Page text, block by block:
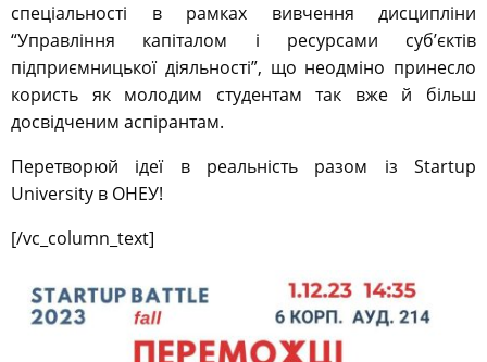
спеціальності в рамках вивчення дисципліни
“Управління капіталом і ресурсами суб’єктів
підприємницької діяльності”, що неодміно принесло
користь як молодим студентам так вже й більш
досвідченим аспірантам.
Перетворюй ідеї в реальність разом із Startup
University в ОНЕУ!
[/vc_column_text]